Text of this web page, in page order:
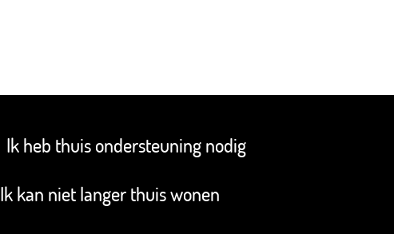
Ik heb thuis ondersteuning nodig
Ik kan niet langer thuis wonen